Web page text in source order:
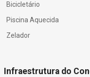
Bicicletário
Piscina Aquecida
Zelador
Infraestrutura do